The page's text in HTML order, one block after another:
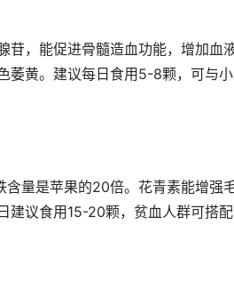
苷，能促进骨髓造血功能，增加血
萎黄。建议每日食用5-8颗，可与
量是苹果的20倍。花青素能增强
建议食用15-20颗，贫血人群可搭